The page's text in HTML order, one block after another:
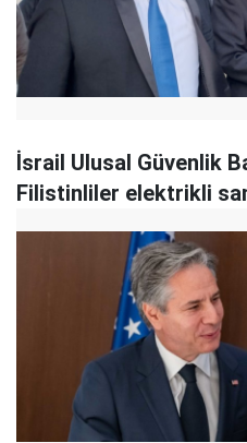
İsrail Ulusal Güvenlik
Filistinliler elektrikli